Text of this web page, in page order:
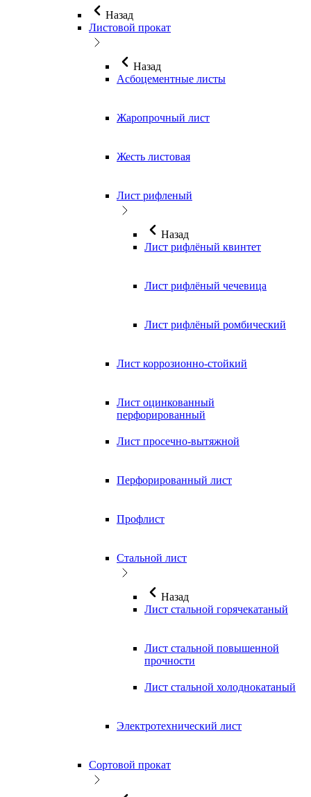
Назад
Листовой прокат
Назад
Асбоцементные листы
Жаропрочный лист
Жесть листовая
Лист рифленый
Назад
Лист рифлёный квинтет
Лист рифлёный чечевица
Лист рифлёный ромбический
Лист коррозионно-стойкий
Лист оцинкованный
перфорированный
Лист просечно-вытяжной
Перфорированный лист
Профлист
Стальной лист
Назад
Лист стальной горячекатаный
Лист стальной повышенной
прочности
Лист стальной холоднокатаный
Электротехнический лист
Сортовой прокат